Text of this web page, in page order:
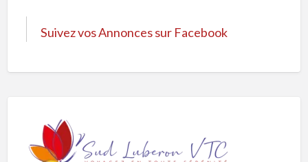
Suivez vos Annonces sur Facebook